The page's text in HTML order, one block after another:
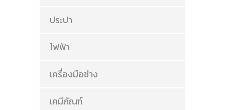
ประปา
ไฟฟ้า
เครื่องมือช่าง
เคมีภัณฑ์